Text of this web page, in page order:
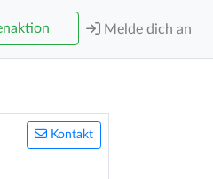
Melde dich an
Kontakt